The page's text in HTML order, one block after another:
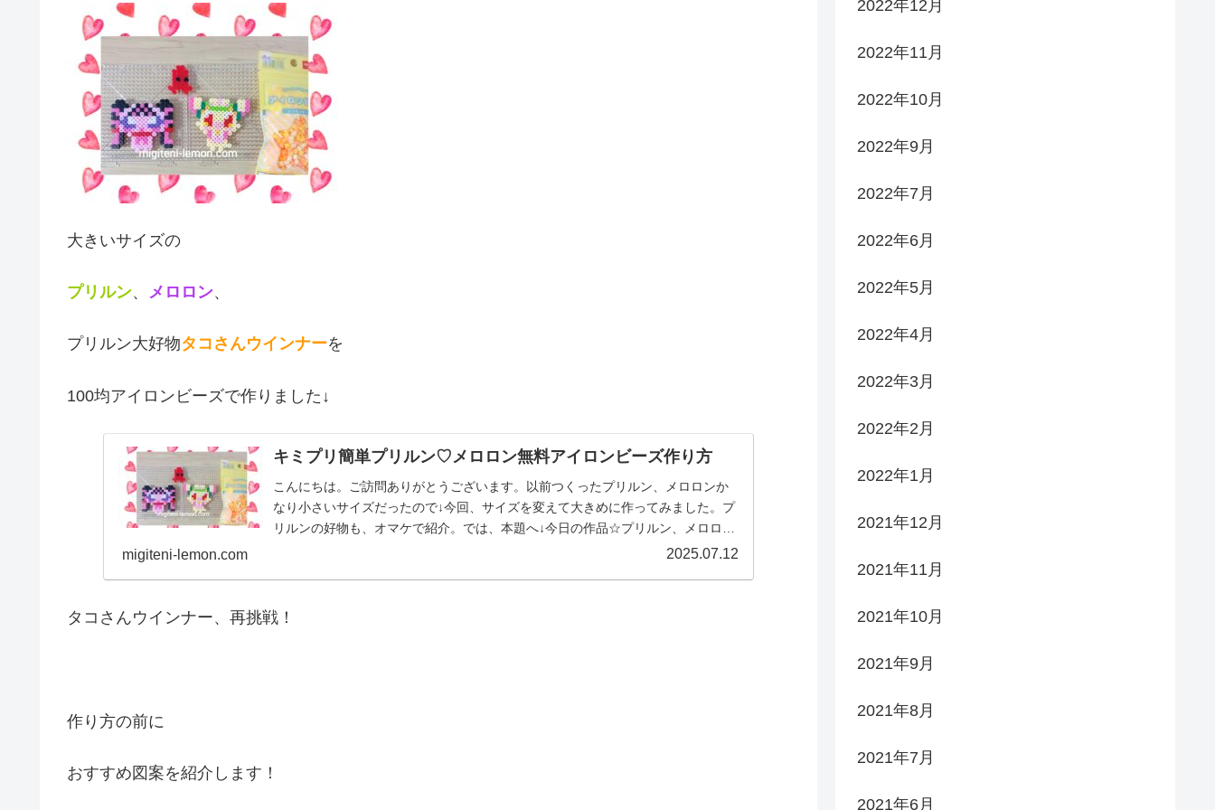
大きいサイズの
プリルン、 メロロン、
プリルン大好物 タコさ‏んウインナーを
100均アイロンビーズで作りました↓
キミプリ簡単プリルン♡メロロン無料アイロンビーズ作り方
こんにちは。ご訪問ありがとうございます。以前つくったプリルン、メロロンか
なり小さいサイズだったので↓今回、サイズを変えて大きめに作ってみました。プ
リルンの好物も、オマケで紹介。では、本題へ↓今日の作品☆プリルン、メロロン
migiteni-lemon.com 2025.07.12
タコさんウインナー、再挑戦！
作り方の前に
おすすめ図案を紹介します！
2022年12月
2022年11月
2022年10月
2022年9月
2022年7月
2022年6月
2022年5月
2022年4月
2022年3月
2022年2月
2022年1月
2021年12月
2021年11月
2021年10月
2021年9月
2021年8月
2021年7月
2021年6月